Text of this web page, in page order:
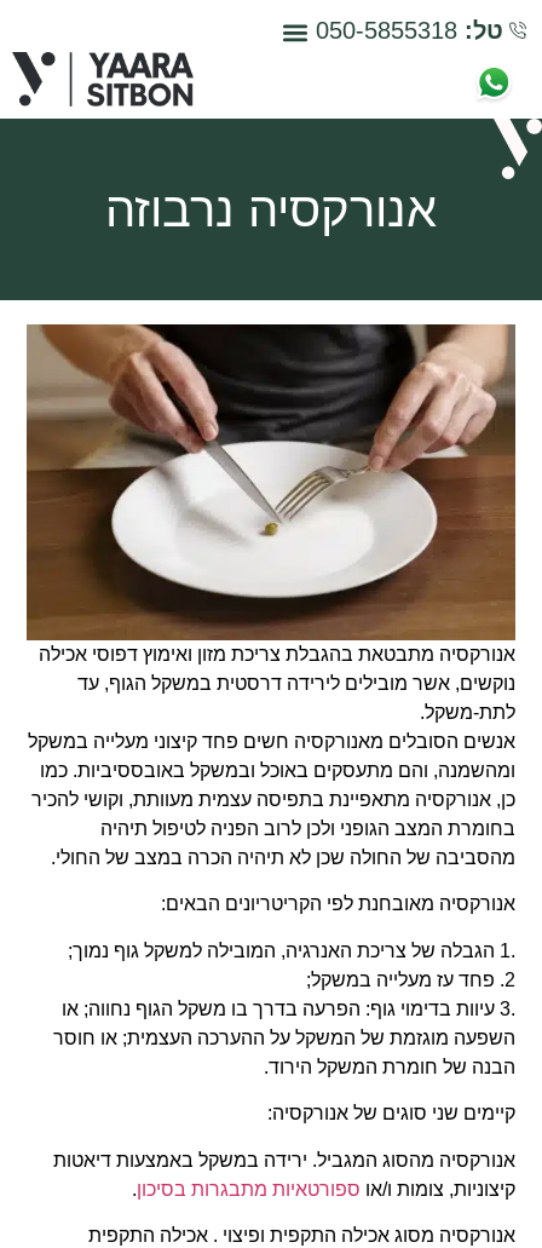
טל:050-5855318
אנורקסיה נרבוזה
אנורקסיה מתבטאת בהגבלת צריכת מזון ואימוץ דפוסי אכילה
נוקשים, אשר מובילים לירידה דרסטית במשקל הגוף, עד
לתת-משקל.
אנשים הסובלים מאנורקסיה חשים פחד קיצוני מעלייה במשקל
ומהשמנה, והם מתעסקים באוכל ובמשקל באובססיביות. כמו
כן, אנורקסיה מתאפיינת בתפיסה עצמית מעוותת, וקושי להכיר
בחומרת המצב הגופני ולכן לרוב הפניה לטיפול תיהיה
מהסביבה של החולה שכן לא תיהיה הכרה במצב של החולי.
אנורקסיה מאובחנת לפי הקריטריונים הבאים:
.1 הגבלה של צריכת האנרגיה, המובילה למשקל גוף נמוך;
2. פחד עז מעלייה במשקל;
.3 עיוות בדימוי גוף: הפרעה בדרך בו משקל הגוף נחווה; או
השפעה מוגזמת של המשקל על ההערכה העצמית; או חוסר
הבנה של חומרת המשקל הירוד.
קיימים שני סוגים של אנורקסיה:
אנורקסיה מהסוג המגביל. ירידה במשקל באמצעות דיאטות
קיצוניות, צומות ו/או ספורטאיות מתבגרות בסיכון.
אנורקסיה מסוג אכילה התקפית ופיצוי . אכילה התקפית